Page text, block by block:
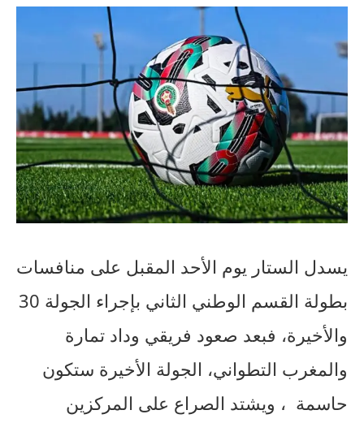
يسدل الستار يوم الأحد المقبل على منافسات
بطولة القسم الوطني الثاني بإجراء الجولة 30
والأخيرة، فبعد صعود فريقي وداد تمارة
والمغرب التطواني، الجولة الأخيرة ستكون
حاسمة ، ويشتد الصراع على المركزين